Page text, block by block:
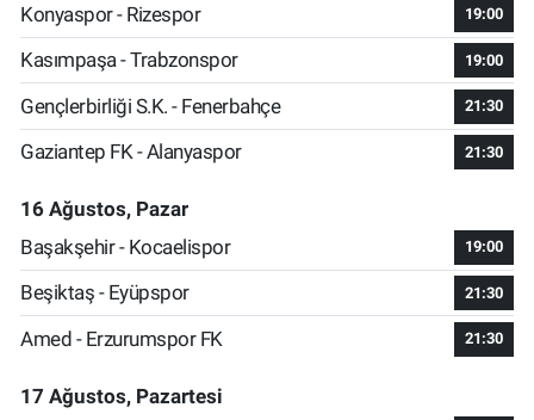
Konyaspor - Rizespor
19:00
Kasımpaşa - Trabzonspor 19:00
Gençlerbirliği S.K. - Fenerbahçe 21:30
Gaziantep FK - Alanyaspor 21:30
16 Ağustos, Pazar
Başakşehir - Kocaelispor
19:00
Beşiktaş - Eyüpspor 21:30
Amed - Erzurumspor FK 21:30
17 Ağustos, Pazartesi